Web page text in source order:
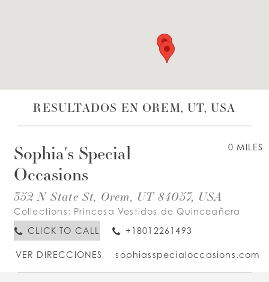
RESULTADOS EN OREM, UT, USA
0 MILES
Sophia's Special
Occasions
352 N State St, Orem, UT 84057, USA
Collections: Princesa Vestidos de Quinceañera
CLICK TO CALL
+18012261493
VER DIRECCIONES sophiasspecialoccasions.com